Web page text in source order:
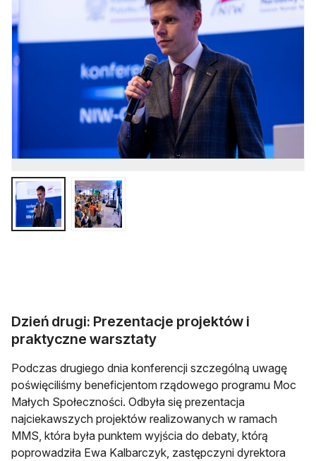
Dzień drugi: Prezentacje projektów i
praktyczne warsztaty
Podczas drugiego dnia konferencji szczególną uwagę
poświęciliśmy beneficjentom rządowego programu Moc
Małych Społeczności. Odbyła się prezentacja
najciekawszych projektów realizowanych w ramach
MMS, która była punktem wyjścia do debaty, którą
poprowadziła Ewa Kalbarczyk, zastępczyni dyrektora